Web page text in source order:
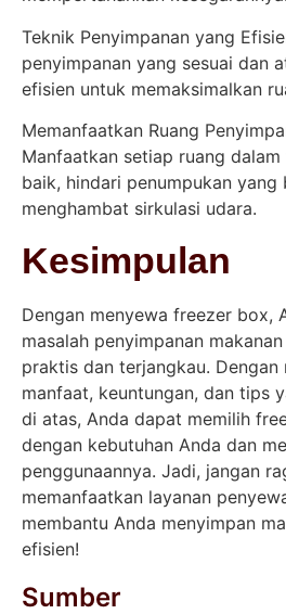
Teknik Penyimpanan yang
penyimpanan yang sesuai dan
efisien untuk memaksimalkan
Memanfaatkan Ruang
Manfaatkan setiap ruang
baik, hindari penumpukan yang
menghambat sirkulasi udara.
Kesimpulan
Dengan menyewa freezer box,
masalah penyimpanan
praktis dan terjangkau.
manfaat, keuntungan, dan tips
di atas, Anda dapat memilih
dengan kebutuhan Anda dan
penggunaannya. Jadi, jangan
memanfaatkan layanan
membantu Anda menyimpan
efisien!
Sumber